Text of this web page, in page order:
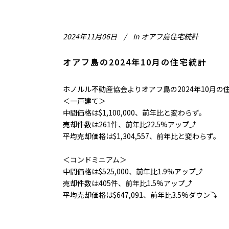
2024年11月06日 In オアフ島住宅統計
オアフ島の2024年10月の住宅統計
ホノルル不動産協会よりオアフ島の2024年10月の
＜一戸建て＞
中間価格は$1,100,000、前年比と変わらず。
売却件数は261件、前年比22.5%アップ⤴
平均売却価格は$1,304,557、前年比と変わらず。
＜コンドミニアム＞
中間価格は$525,000、前年比1.9%アップ⤴
売却件数は405件、前年比1.5%アップ⤴
平均売却価格は$647,091、前年比3.5%ダウン⤵